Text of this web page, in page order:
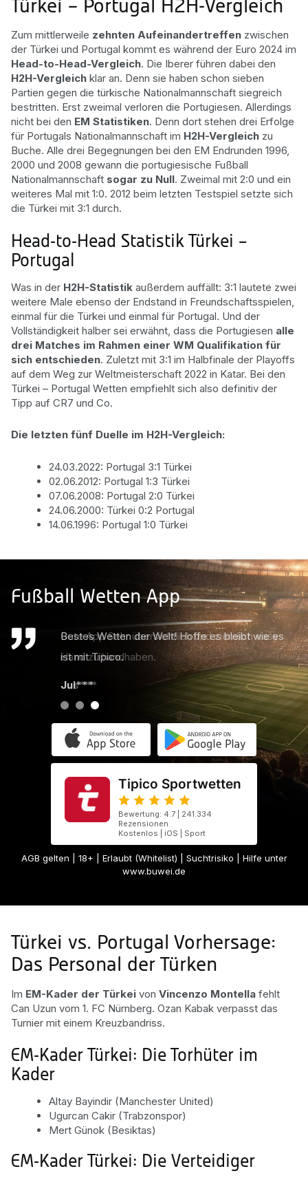
Türkei – Portugal H2H-Vergleich
Zum mittlerweile zehnten Aufeinandertreffen zwischen
der Türkei und Portugal kommt es während der Euro 2024 im
Head-to-Head-Vergleich. Die Iberer führen dabei den
H2H-Vergleich klar an. Denn sie haben schon sieben
Partien gegen die türkische Nationalmannschaft siegreich
bestritten. Erst zweimal verloren die Portugiesen. Allerdings
nicht bei den EM Statistiken. Denn dort stehen drei Erfolge
für Portugals Nationalmannschaft im H2H-Vergleich zu
Buche. Alle drei Begegnungen bei den EM Endrunden 1996,
2000 und 2008 gewann die portugiesische Fußball
Nationalmannschaft sogar zu Null. Zweimal mit 2:0 und ein
weiteres Mal mit 1:0. 2012 beim letzten Testspiel setzte sich
die Türkei mit 3:1 durch.
Head-to-Head Statistik Türkei –
Portugal
Was in der H2H-Statistik außerdem auffällt: 3:1 lautete zwei
weitere Male ebenso der Endstand in Freundschaftsspielen,
einmal für die Türkei und einmal für Portugal. Und der
Vollständigkeit halber sei erwähnt, dass die Portugiesen alle
drei Matches im Rahmen einer WM Qualifikation für
sich entschieden. Zuletzt mit 3:1 im Halbfinale der Playoffs
auf dem Weg zur Weltmeisterschaft 2022 in Katar. Bei den
Türkei – Portugal Wetten empfiehlt sich also definitiv der
Tipp auf CR7 und Co.
Die letzten fünf Duelle im H2H-Vergleich:
24.03.2022: Portugal 3:1 Türkei
02.06.2012: Portugal 1:3 Türkei
07.06.2008: Portugal 2:0 Türkei
24.06.2000: Türkei 0:2 Portugal
14.06.1996: Portugal 1:0 Türkei
Fußball Wetten App
Bestes Wetten der Welt! Hoffe es bleibt wie es
ist mit Tipico.
Jul***
Tipico Sportwetten
Bewertung: 4.7 | 241.334
Rezensionen
Kostenlos | iOS | Sport
AGB gelten | 18+ | Erlaubt (Whitelist) | Suchtrisiko | Hilfe unter
www.buwei.de
Türkei vs. Portugal Vorhersage:
Das Personal der Türken
Im EM-Kader der Türkei von Vincenzo Montella fehlt
Can Uzun vom 1. FC Nürnberg. Ozan Kabak verpasst das
Turnier mit einem Kreuzbandriss.
EM-Kader Türkei: Die Torhüter im
Kader
Altay Bayindir (Manchester United)
Ugurcan Cakir (Trabzonspor)
Mert Günok (Besiktas)
EM-Kader Türkei: Die Verteidiger